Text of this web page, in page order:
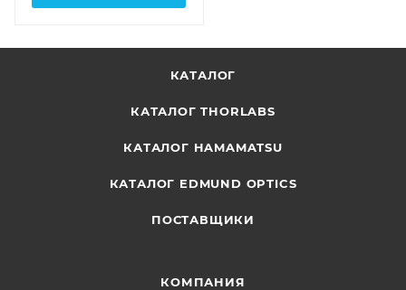
покрытие: 650-1050 нм,
КАТАЛОГ
КАТАЛОГ THORLABS
КАТАЛОГ HAMAMATSU
КАТАЛОГ EDMUND OPTICS
ПОСТАВЩИКИ
КОМПАНИЯ